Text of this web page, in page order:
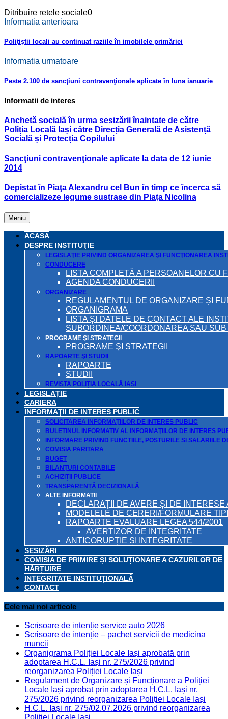
Ditribuire retele sociale0
Informatia anterioara
Poliţiştii locali au continuat raziile în imobilele primăriei
Informatia urmatoare
Peste 2.100 de sancţiuni contravenţionale aplicate în luna ianuarie
Informatii de interes
Anchetă socială în urma sesizării înaintate de către
Poliția Locală Iași către Direcția Generală de Asistență
Socială și Protecția Copilului
Sancţiuni contravenţionale aplicate la data de 12 iunie
2014
Depistat în Piaţa Alexandru cel Bun în timp ce încerca să
comercializeze legume sustrase din Piaţa Nicolina
Meniu
ACASA
DESPRE INSTITUŢIE
LEGISLAŢIE PRIVIND ORGANIZAREA ŞI FUNCŢIONAREA
CONDUCERE
LISTA COMPLETĂ A PERSOANELOR CU
AGENDA CONDUCERII
ORGANIZARE
REGULAMENTUL DE ORGANIZARE ȘI
ORGANIGRAMA
LISTA ŞI DATELE DE CONTACT ALE
SUBORDINEA/COORDONAREA SAU
PROGRAME ŞI STRATEGII
PROGRAME ŞI STRATEGII
RAPOARTE ŞI STUDII
RAPOARTE
STUDII
REVISTA POLIȚIA LOCALĂ IAȘI
LEGISLAȚIE
CARIERA
INFORMAŢII DE INTERES PUBLIC
SOLICITAREA INFORMAŢIILOR DE INTERES PUBLIC
BULETINUL INFORMATIV AL INFORMAŢIILOR DE INTERES
INFORMARE PRIVIND FUNCTIILE, POSTURILE SI
COMISIA PARITARA
BUGET
BILANŢURI CONTABILE
ACHIZIȚII PUBLICE
TRANSPARENȚĂ DECIZIONALĂ
ALTE INFORMATII
DECLARAŢII DE AVERE ŞI DE
MODELELE DE CERERI/FORMULARE
RAPOARTE EVALUARE LEGEA 544/2001
AVERTIZOR DE INTEGRITATE
ANTICORUPȚIE ȘI INTEGRITATE
SESIZĂRI
COMISIA DE PRIMIRE ȘI SOLUȚIONARE A CAZURILOR DE
HĂRȚUIRE
INTEGRITATE INSTITUȚIONALĂ
CONTACT
Cele mai noi articole
Scrisoare de intenție service auto 2026
Scrisoare de intenție – pachet servicii de medicina
muncii
Organigrama Poliției Locale Iași aprobată prin
adoptarea H.C.L. Iași nr. 275/2026 privind
reorganizarea Poliției Locale Iași
Regulament de Organizare și Funcționare a Poliției
Locale Iași aprobat prin adoptarea H.C.L. Iași nr.
275/2026 privind reorganizarea Poliției Locale Iași
H.C.L. Iași nr. 275/02.07.2026 privind reorganizarea